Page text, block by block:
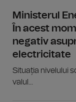
Ministerul
În acest
negativ
electricitate
Situația nivelului
valul...